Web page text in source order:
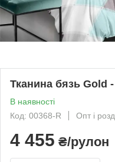
Тканина бязь Gold
В наявності
Код: 00368-R
Опт і
4 455 ₴/рулон